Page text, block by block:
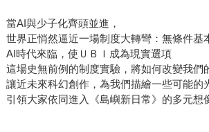
當AI與少子化齊頭並進，
世界正悄然逼近一場制度大轉彎：無條件基
AI時代來臨，使ＵＢＩ成為現實選項
這場史無前例的制度實驗，將如何改變我們
讓近未來科幻創作，為我們描繪一些可能的
引領大家依同進入《島嶼新日常》的多元想